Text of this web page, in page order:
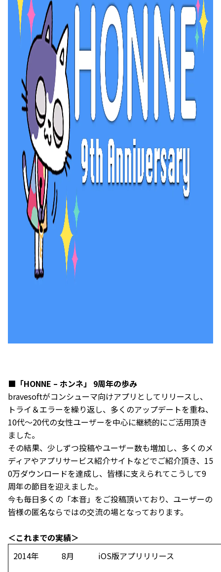
■「HONNE – ホンネ」 9周年の歩み
bravesoftがコンシューマ向けアプリとしてリリースし、
トライ＆エラーを繰り返し、多くのアップデートを重ね、
10代〜20代の女性ユーザーを中心に継続的にご活用頂き
ました。
その結果、少しずつ投稿やユーザー数も増加し、多くのメ
ディアやアプリサービス紹介サイトなどでご紹介頂き、15
0万ダウンロードを達成し、皆様に支えられてこうして9
周年の節目を迎えました。
今も毎日多くの「本音」をご投稿頂いており、ユーザーの
皆様の匿名ならではの交流の場となっております。
＜これまでの実績＞
2014年
8月
iOS版アプリリリース